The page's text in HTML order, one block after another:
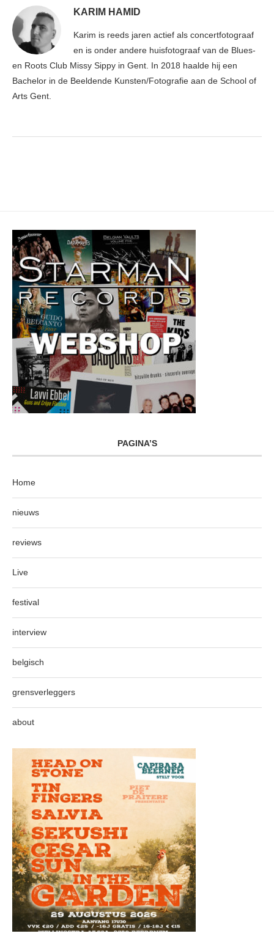
KARIM HAMID
Karim is reeds jaren actief als concertfotograaf
en is onder andere huisfotograaf van de Blues-
en Roots Club Missy Sippy in Gent. In 2018 haalde hij een
Bachelor in de Beeldende Kunsten/Fotografie aan de School of
Arts Gent.
PAGINA’S
Home
nieuws
reviews
Live
festival
interview
belgisch
grensverleggers
about